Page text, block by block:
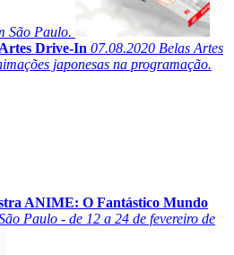
São Paulo.
Drive-In 07.08.2020 Belas Artes
japonesas na programação.
ANIME: O Fantástico Mundo
Paulo - de 12 a 24 de fevereiro de